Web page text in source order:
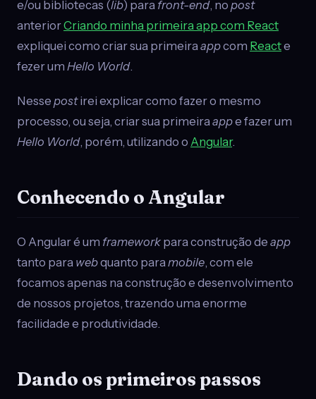
e/ou bibliotecas (lib) para front-end, no post
anteriorCriando minha primeira app com React
expliquei como criar sua primeiraappcom Reacte
fezer um Hello World.
Nesse postirei explicar como fazer o mesmo
processo, ou seja, criar sua primeiraappe fazer um
Hello World, porém, utilizando o Angular.
Conhecendo o Angular
O Angular é um framework para construção de app
tanto para webquanto paramobile, com ele
focamos apenas na construção e desenvolvimento
de nossos projetos, trazendo uma enorme
facilidade e produtividade.
Dando os primeiros passos